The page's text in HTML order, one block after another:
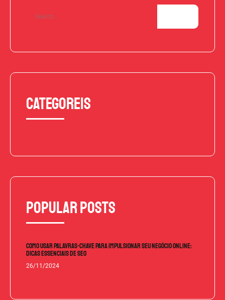
Categoreis
Popular Posts
COMO USAR PALAVRAS-CHAVE PARA IMPULSIONAR SEU NEGÓCIO ONLINE:
DICAS ESSENCIAIS DE SEO
26/11/2024